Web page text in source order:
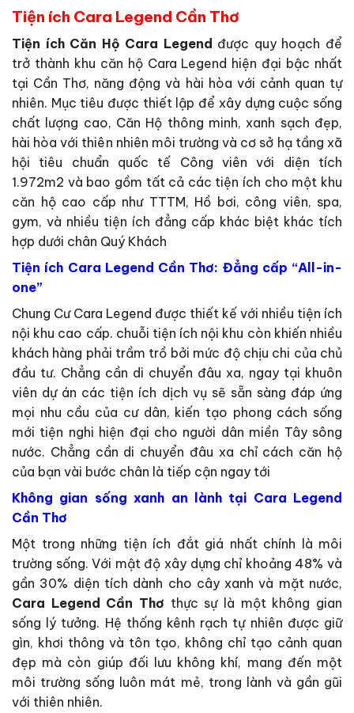
Tiện ích Cara Legend Cần Thơ
Tiện ích Căn Hộ Cara Legend được quy hoạch để
trở thành khu căn hộ Cara Legend hiện đại bậc nhất
tại Cần Thơ, năng động và hài hòa với cảnh quan tự
nhiên. Mục tiêu được thiết lập để xây dựng cuộc sống
chất lượng cao, Căn Hộ thông minh, xanh sạch đẹp,
hài hòa với thiên nhiên môi trường và cơ sở hạ tầng xã
hội tiêu chuẩn quốc tế Công viên với diện tích
1.972m2 và bao gồm tất cả các tiện ích cho một khu
căn hộ cao cấp như TTTM, Hồ bơi, công viên, spa,
gym, và nhiều tiện ích đẳng cấp khác biệt khác tích
hợp dưới chân Quý Khách
Tiện ích Cara Legend Cần Thơ: Đẳng cấp “All-in-
one”
Chung Cư Cara Legend được thiết kế với nhiều tiện ích
nội khu cao cấp. chuỗi tiện ích nội khu còn khiến nhiều
khách hàng phải trầm trồ bởi mức độ chịu chi của chủ
đầu tư. Chẳng cần di chuyển đâu xa, ngay tại khuôn
viên dự án các tiện ích dịch vụ sẽ sẵn sàng đáp ứng
mọi nhu cầu của cư dân, kiến tạo phong cách sống
mới tiện nghi hiện đại cho người dân miền Tây sông
nước. Chẳng cần di chuyển đâu xa chỉ cách căn hộ
của bạn vài bước chân là tiếp cận ngay tới
Không gian sống xanh an lành tại Cara Legend
Cần Thơ
Một trong những tiện ích đắt giá nhất chính là môi
trường sống. Với mật độ xây dựng chỉ khoảng 48% và
gần 30% diện tích dành cho cây xanh và mặt nước,
Cara Legend Cần Thơ thực sự là một không gian
sống lý tưởng. Hệ thống kênh rạch tự nhiên được giữ
gìn, khơi thông và tôn tạo, không chỉ tạo cảnh quan
đẹp mà còn giúp đối lưu không khí, mang đến một
môi trường sống luôn mát mẻ, trong lành và gần gũi
với thiên nhiên.